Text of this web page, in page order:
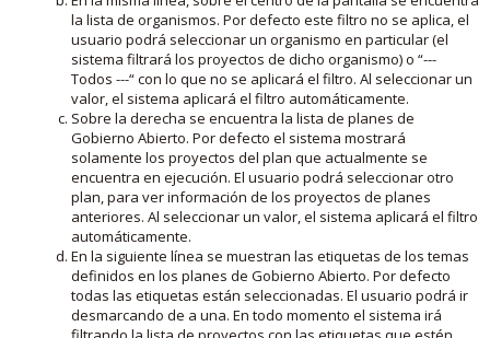
la lista de organismos. Por defecto este filtro no se aplica, el
usuario podrá seleccionar un organismo en particular (el
sistema filtrará los proyectos de dicho organismo) o “---
Todos ---“ con lo que no se aplicará el filtro. Al seleccionar un
valor, el sistema aplicará el filtro automáticamente.
Sobre la derecha se encuentra la lista de planes de
Gobierno Abierto. Por defecto el sistema mostrará
solamente los proyectos del plan que actualmente se
encuentra en ejecución. El usuario podrá seleccionar otro
plan, para ver información de los proyectos de planes
anteriores. Al seleccionar un valor, el sistema aplicará el filtro
automáticamente.
En la siguiente línea se muestran las etiquetas de los temas
definidos en los planes de Gobierno Abierto. Por defecto
todas las etiquetas están seleccionadas. El usuario podrá ir
desmarcando de a una. En todo momento el sistema irá